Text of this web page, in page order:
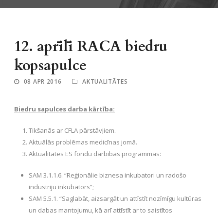
12. aprīlī RACA biedru
kopsapulce
08 APR 2016 AKTUALITĀTES
Biedru sapulces darba kārtība:
Tikšanās ar CFLA pārstāvjiem.
Aktuālās problēmas medicīnas jomā.
Aktualitātes ES fondu darbības programmās:
SAM 3.1.1.6. “Reģionālie biznesa inkubatori un radošo
industriju inkubators”;
SAM 5.5.1. “Saglabāt, aizsargāt un attīstīt nozīmīgu kultūras
un dabas mantojumu, kā arī attīstīt ar to saistītos